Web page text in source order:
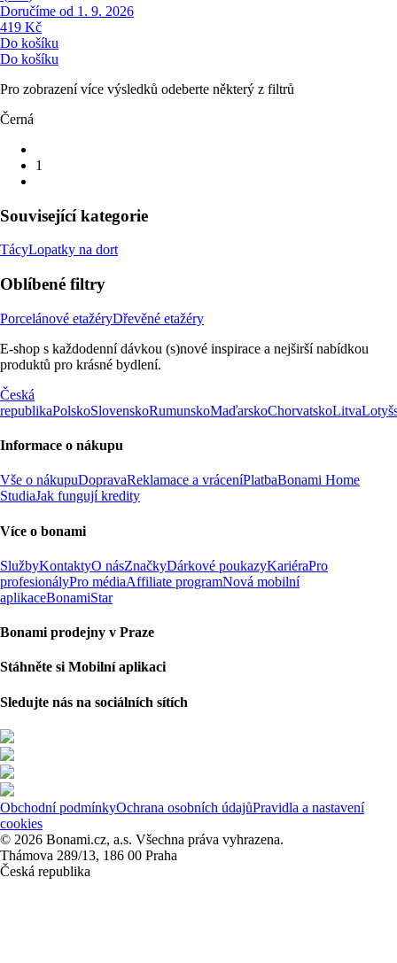
Doručíme od 1. 9. 2026
419 Kč
Do košíku
Do košíku
Pro zobrazení více výsledků odeberte některý z filtrů
Černá
1
Související kategorie
TácyLopatky na dort
Oblíbené filtry
Porcelánové etažéryDřevěné etažéry
E-shop s každodenní dávkou (s)nové inspirace a nejširší nabídkou
produktů pro krásné bydlení.
Česká
republikaPolskoSlovenskoRumunskoMaďarskoChorvatskoLitva
Informace o nákupu
Vše o nákupuDopravaReklamace a vráceníPlatbaBonami Home
StudiaJak fungují kredity
Více o bonami
SlužbyKontaktyO násZnačkyDárkové poukazyKariéraPro
profesionályPro médiaAffiliate programNová mobilní
aplikaceBonamiStar
Bonami prodejny v Praze
Stáhněte si Mobilní aplikaci
Sledujte nás na sociálních sítích
Obchodní podmínkyOchrana osobních údajůPravidla a nastavení
cookies
© 2026 Bonami.cz, a.s. Všechna práva vyhrazena.
Thámova 289/13, 186 00 Praha
Česká republika